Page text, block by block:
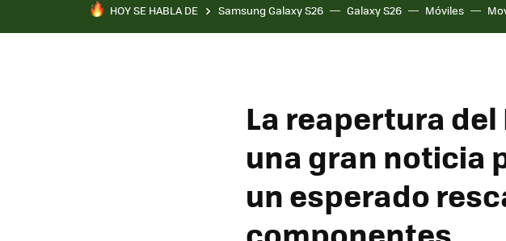
HOY SE HABLA DE Samsung Galaxy S26 Galaxy S26 Móviles
La reapertura del
una gran noticia
un esperado